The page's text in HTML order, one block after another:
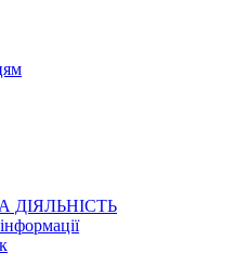
ДІЯЛЬНІСТЬ